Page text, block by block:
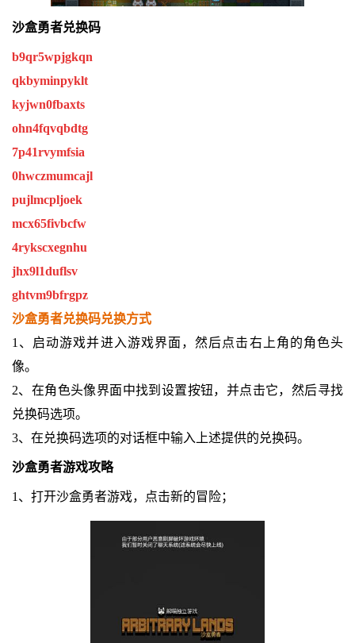
沙盒勇者兑换码
b9qr5wpjgkqn
qkbyminpyklt
kyjwn0fbaxts
ohn4fqvqbdtg
7p41rvymfsia
0hwczmumcajl
pujlmcpljoek
mcx65fivbcfw
4rykscxegnhu
jhx9l1duflsv
ghtvm9bfrgpz
沙盒勇者兑换码兑换方式
1、启动游戏并进入游戏界面，然后点击右上角的角色头
像。
2、在角色头像界面中找到设置按钮，并点击它，然后寻找
兑换码选项。
3、在兑换码选项的对话框中输入上述提供的兑换码。
沙盒勇者游戏攻略
1、打开沙盒勇者游戏，点击新的冒险；